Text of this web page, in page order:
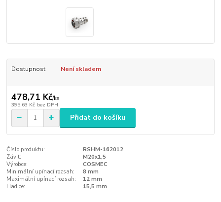
Dostupnost Není skladem
478,71 Kč/ks
395,63 Kč bez DPH
Přidat do košíku
Číslo produktu:
RSHM-162012
Závit:
M20x1,5
Výrobce:
COSMEC
Minimální upínací rozsah:
8 mm
Maximální upínací rozsah:
12 mm
Hadice:
15,5 mm